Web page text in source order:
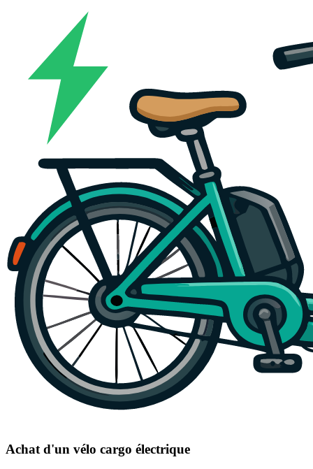
Achat d'un vélo cargo électrique